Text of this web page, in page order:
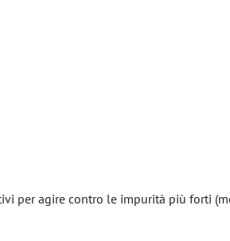
per agire contro le impurità più forti